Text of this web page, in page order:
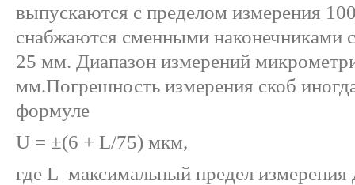
выпускаются с пределом измерения
снабжаются сменными наконечниками
25 мм. Диапазон измерений
мм.Погрешность измерения скоб
формуле
U = ±(6 + L/75) мкм,
где L максимальный предел